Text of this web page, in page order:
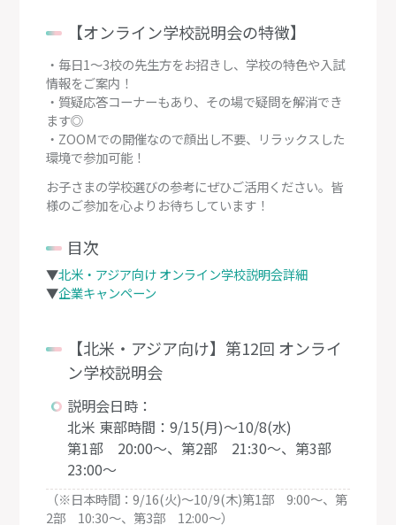
【オンライン学校説明会の特徴】
・毎日1～3校の先生方をお招きし、学校の特色や入試
情報をご案内！
・質疑応答コーナーもあり、その場で疑問を解消でき
ます◎
・ZOOMでの開催なので顔出し不要、リラックスした
環境で参加可能！
お子さまの学校選びの参考にぜひご活用ください。皆
様のご参加を心よりお待ちしています！
目次
▼北米・アジア向け オンライン学校説明会詳細
▼企業キャンペーン
【北米・アジア向け】第12回 オンライ
ン学校説明会
説明会日時：
北米 東部時間：9/15(月)～10/8(水)
第1部 20:00～、第2部 21:30～、第3部
23:00～
（※日本時間：9/16(火)～10/9(木)第1部 9:00～、第
2部 10:30～、第3部 12:00～）